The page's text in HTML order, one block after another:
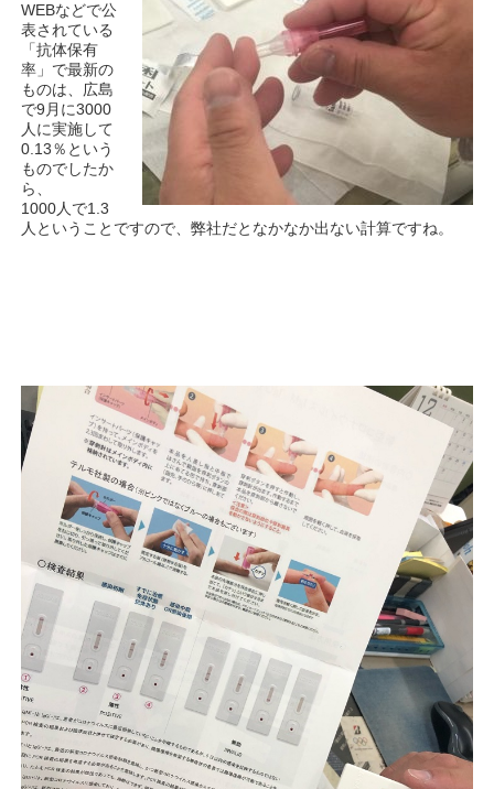
WEBなどで公
表されている
「抗体保有
率」で最新の
ものは、広島
で9月に3000
人に実施して
0.13％という
ものでしたか
ら、
1000人で1.3
人ということですので、弊社だとなかなか出ない計算ですね。